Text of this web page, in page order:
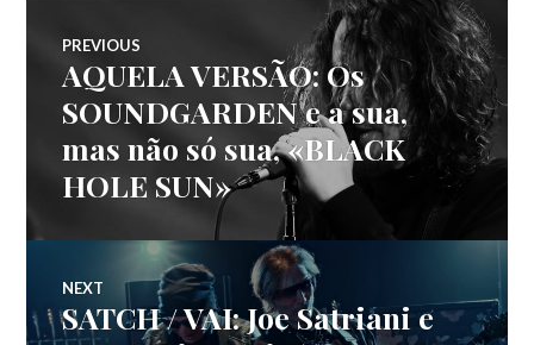
Navegação
de
artigos
PREVIOUS
Previous
post:
AQUELA VERSÃO: Os
SOUNDGARDEN e a sua,
mas não só sua, «BLACK
HOLE SUN»
NEXT
Next
SATCH / VAI: Joe Satriani e